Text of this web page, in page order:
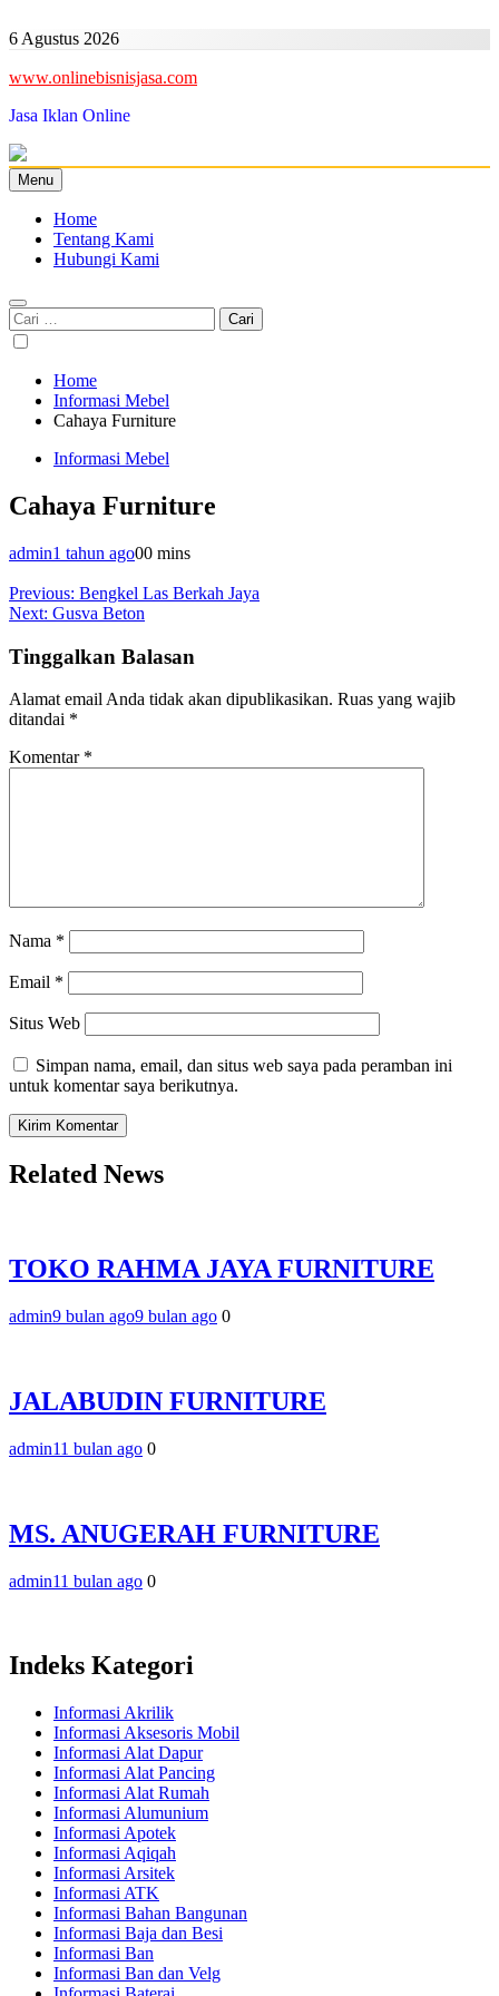
to
6 Agustus 2026
www.onlinebisnisjasa.com
Jasa Iklan Online
Menu
Home
Tentang Kami
Hubungi Kami
Cari
untuk:
Home
Informasi Mebel
Cahaya Furniture
Informasi Mebel
Cahaya Furniture
admin1 tahun ago00 mins
Navigasi
pos
Previous: Bengkel Las Berkah Jaya
Next: Gusva Beton
Tinggalkan Balasan
Alamat email Anda tidak akan dipublikasikan. Ruas yang wajib
ditandai *
Komentar *
Nama *
Email *
Situs Web
Simpan nama, email, dan situs web saya pada peramban ini
untuk komentar saya berikutnya.
Related News
TOKO RAHMA JAYA FURNITURE
admin9 bulan ago9 bulan ago 0
JALABUDIN FURNITURE
admin11 bulan ago 0
MS. ANUGERAH FURNITURE
admin11 bulan ago 0
Indeks Kategori
Informasi Akrilik
Informasi Aksesoris Mobil
Informasi Alat Dapur
Informasi Alat Pancing
Informasi Alat Rumah
Informasi Alumunium
Informasi Apotek
Informasi Aqiqah
Informasi Arsitek
Informasi ATK
Informasi Bahan Bangunan
Informasi Baja dan Besi
Informasi Ban
Informasi Ban dan Velg